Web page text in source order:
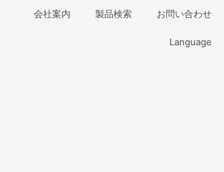
会社案内 製品検索 お問い合わせ
Language